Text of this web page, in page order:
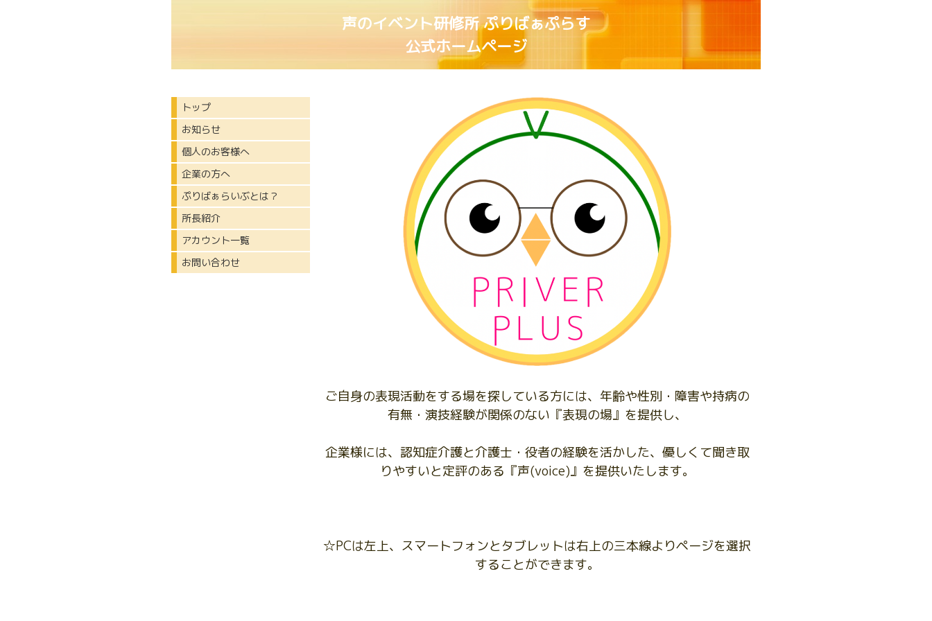
声のイベント研修所 ぷりばぁぷらす
公式ホームページ
ご自身の表現活動をする場を探している方には、年齢や性別・障害や持病の
有無・演技経験が関係のない『表現の場』を提供し、
企業様には、認知症介護と介護士・役者の経験を活かした、優しくて聞き取
りやすいと定評のある『声(voice)』を提供いたします。
☆PCは左上、スマートフォンとタブレットは右上の三本線よりページを選択
することができます。
トップ
お知らせ
個人のお客様へ
企業の方へ
ぷりばぁらいぶとは？
所長紹介
アカウント一覧
お問い合わせ